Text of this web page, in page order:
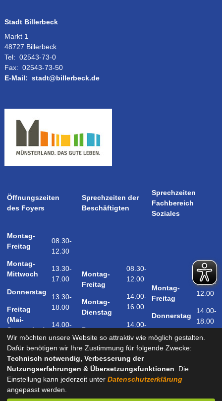
Stadt Billerbeck
Markt 1
48727 Billerbeck
Tel: 02543-73-0
Fax: 02543-73-50
E-Mail: stadt@billerbeck.de
Öffnungszeiten
des Foyers
Sprechzeiten der
Beschäftigten
Sprechzeiten
Fachbereich
Soziales
Montag-
Freitag
Montag-
Mittwoch
Donnerstag
Freitag
(Mai-
September)
Samstag
(Mai-
September)
08.30-
12.30
13.30-
17.00
13.30-
18.00
14.00-
17.00
09.00-
12.00
Montag-
Freitag
Montag-
Dienstag
Donnerstag
08.30-
12.00
14.00-
16.00
14.00-
18.00
Montag-
Freitag
Donnerstag
08.30-
12.00
14.00-
18.00
und nach Vereinbarung
Wir möchten unsere Website so attraktiv wie möglich gestalten.
Dafür benötigen wir Ihre Zustimmung für folgende Zwecke:
Technisch notwendig, Verbesserung der
Nutzungserfahrungen & Übersetzungsfunktionen. Die
Einstellung kann jederzeit unter Datenschutzerklärung
angepasst werden.